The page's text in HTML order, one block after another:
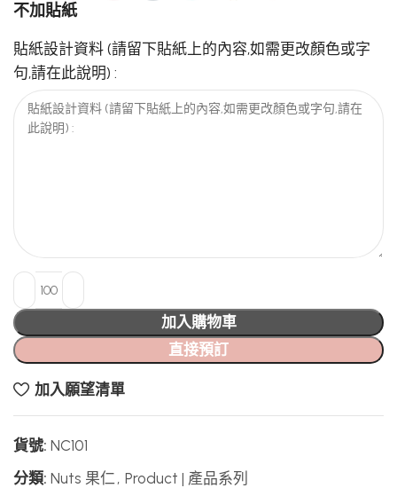
不加貼紙
貼紙設計資料 (請留下貼紙上的內容,如需更改顏色或字
句,請在此說明) :
加入購物車
直接預訂
加入願望清單
貨號: NC101
分類: Nuts 果仁, Product | 產品系列